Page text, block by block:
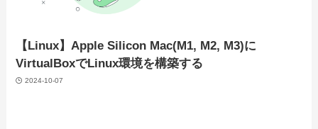
【Linux】Apple Silicon Mac(M1, M2, M3)に
VirtualBoxでLinux環境を構築する
2024-10-07